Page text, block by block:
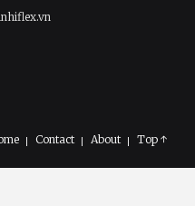
Contact About Top ↑